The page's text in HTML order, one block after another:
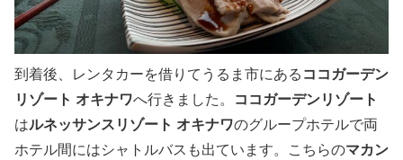
到着後、レンタカーを借りてうるま市にあるココガーデン
リゾート オキナワへ行きました。 ココガーデンリゾート
はルネッサンスリゾート オキナワのグループホテルで両
ホテル間にはシャトルバスも出ています。こちらのマカン